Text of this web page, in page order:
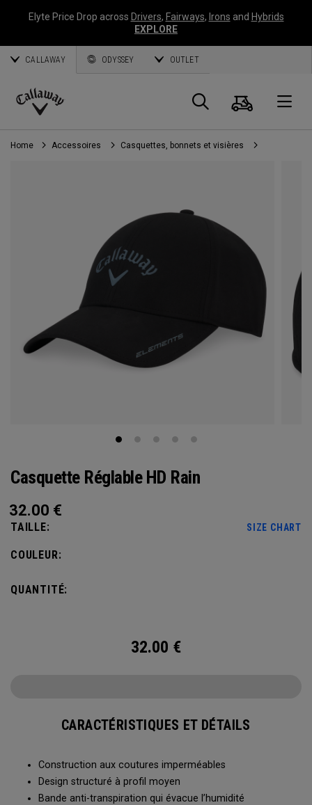
Elyte Price Drop across Drivers, Fairways, Irons and Hybrids
EXPLORE
CALLAWAY ODYSSEY OUTLET
Callaway
Golf
Panier
Home Accessoires Casquettes, bonnets et visières
Casquette Réglable HD Rain
32.00 €
TAILLE: SIZE CHART
COULEUR:
QUANTITÉ:
32.00 €
CARACTÉRISTIQUES ET DÉTAILS
Construction aux coutures imperméables
Design structuré à profil moyen
Bande anti-transpiration qui évacue l’humidité